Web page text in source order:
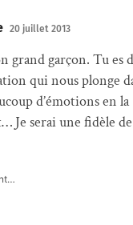
20 juillet 2013
grand garçon. Tu es
qui nous plonge
d’émotions en la
Je serai une fidèle